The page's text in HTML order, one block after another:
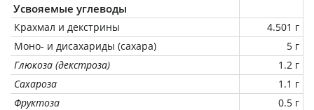
Усвояемые углеводы
Крахмал и декстрины
4.501 г
Моно- и дисахариды (сахара)
5 г
Глюкоза (декстроза)
1.2 г
Сахароза
1.1 г
Фруктоза
0.5 г